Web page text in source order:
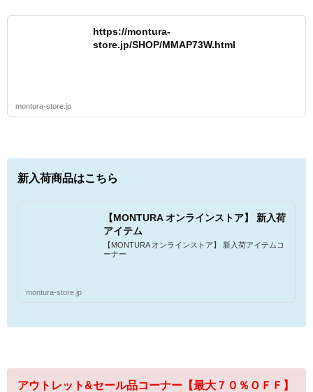
https://montura-
store.jp/SHOP/MMAP73W.html
montura-store.jp
新入荷商品はこちら
【MONTURA オンラインストア】 新入荷
アイテム
【MONTURA オンラインストア】 新入荷アイテムコ
ーナー
montura-store.jp
アウトレット&セール品コーナー【最大７０％ＯＦＦ】